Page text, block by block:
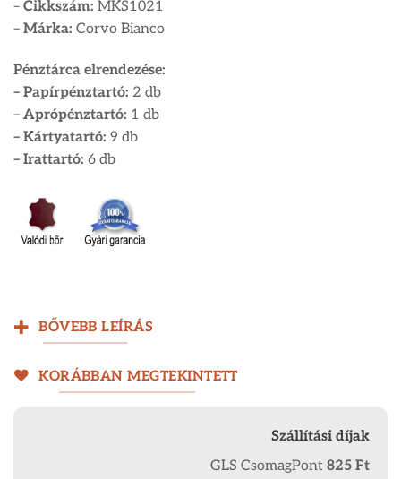
– Cikkszám: MKS1021
– Márka: Corvo Bianco
Pénztárca elrendezése:
– Papírpénztartó: 2 db
– Aprópénztartó: 1 db
– Kártyatartó: 9 db
– Irattartó: 6 db
BŐVEBB LEÍRÁS
KORÁBBAN MEGTEKINTETT
Szállítási díjak
GLS CsomagPont 825 Ft